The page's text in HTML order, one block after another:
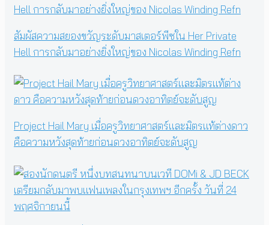
สัมผัสความสยองขวัญระดับมาสเตอร์พีซใน Her Private
Hell การกลับมาอย่างยิ่งใหญ่ของ Nicolas Winding Refn
Project Hail Mary เมื่อครูวิทยาศาสตร์และมิตรแท้ต่างดาว
คือความหวังสุดท้ายก่อนดวงอาทิตย์จะดับสูญ